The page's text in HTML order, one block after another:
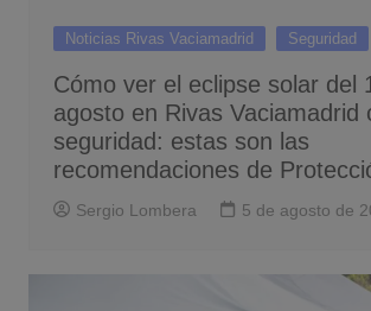
Noticias Rivas Vaciamadrid Seguridad
Cómo ver el eclipse solar del
agosto en Rivas Vaciamadrid
seguridad: estas son las
recomendaciones de
Sergio Lombera 5 de agosto de